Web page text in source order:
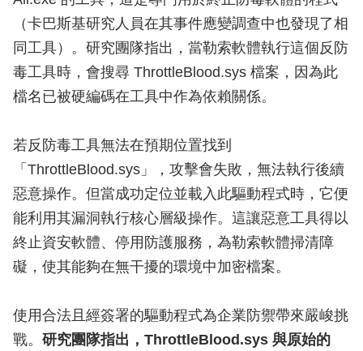
（卡巴斯基研究人員在其事件應變調查中也發現了相
同工具）。研究團隊指出，當勒索軟體執行這個反防
毒工具時，會搜尋 ThrottleBlood.sys 檔案，因為此
檔名已被硬編碼在工具中作為依賴關係。
若反防毒工具無法在預期位置找到
「ThrottleBlood.sys」，攻擊會失敗，無法執行後續
惡意操作。但當成功定位並載入此驅動程式時，它便
能利用其漏洞執行核心層級操作。這讓惡意工具得以
終止資安軟體、停用防護服務，為勒索軟體掃清障
礙，使其能夠在無干擾的環境中加密檔案。
使用合法且經簽署的驅動程式為企業防禦帶來嚴峻挑
戰。 研究團隊指出，ThrottleBlood.sys 與原始的